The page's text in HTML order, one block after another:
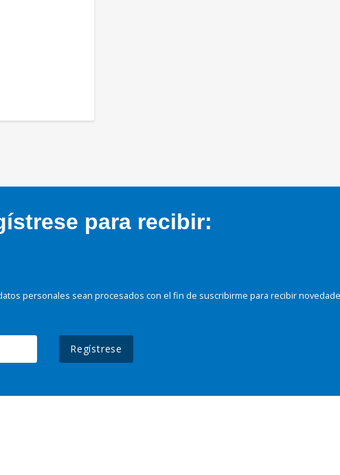
para recibir:
personales sean procesados con el fin de suscribirme para recibir
Regístrese